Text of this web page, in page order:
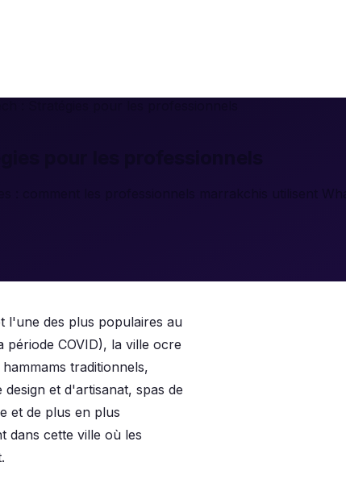
: comment les professionnels marrakchis utilisent
l'une des plus populaires au
période COVID), la ville ocre
traditionnels,
et d'artisanat, spas de
et de plus en plus
dans cette ville où les